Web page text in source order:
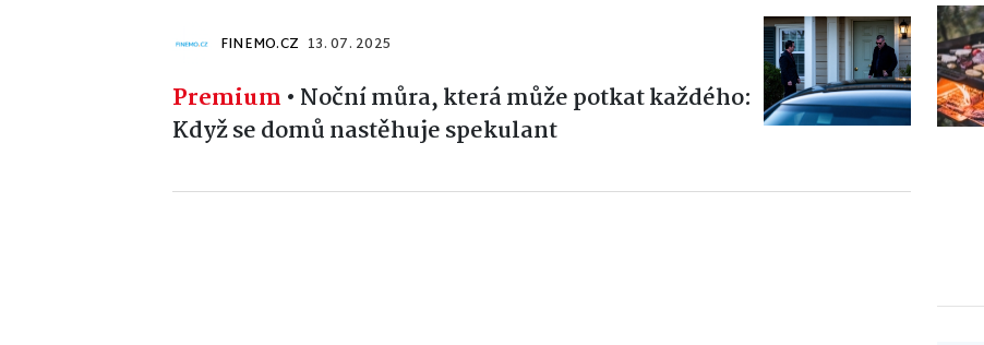
FINEMO.CZ 13. 07. 2025
Premium • Noční můra, která může potkat každého:
Když se domů nastěhuje spekulant